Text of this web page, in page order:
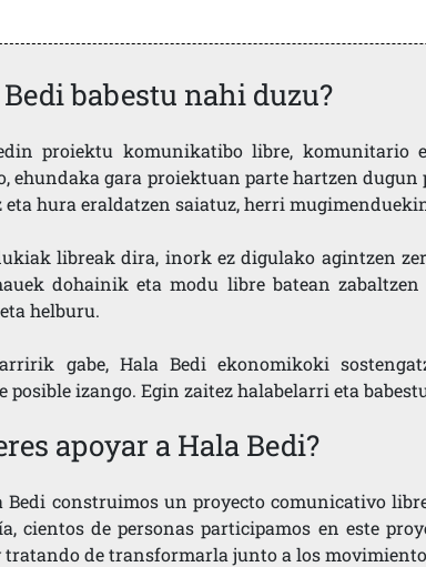
babestu nahi duzu?
proiektu komunikatibo libre, komunitario
ehundaka gara proiektuan parte hartzen
eta hura eraldatzen saiatuz, herri
libreak dira, inork ez digulako agintzen
dohainik eta modu libre batean zabaltzen
helburu.
gabe, Hala Bedi ekonomikoki
posible izango. Egin zaitez halabelarri eta
apoyar a Hala Bedi?
Bedi construimos un proyecto comunicativo
cientos de personas participamos en este
tratando de transformarla junto a los